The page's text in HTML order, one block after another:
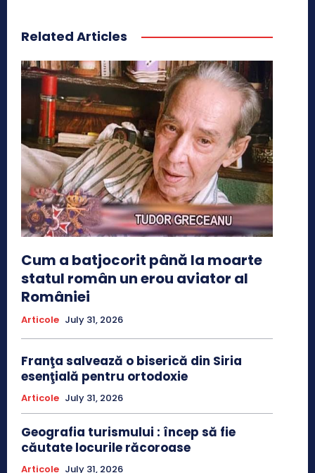
Related Articles
Cum a batjocorit până la moarte
statul român un erou aviator al
României
Articole July 31, 2026
Franţa salvează o biserică din Siria
esenţială pentru ortodoxie
Articole July 31, 2026
Geografia turismului : încep să fie
căutate locurile răcoroase
Articole July 31, 2026